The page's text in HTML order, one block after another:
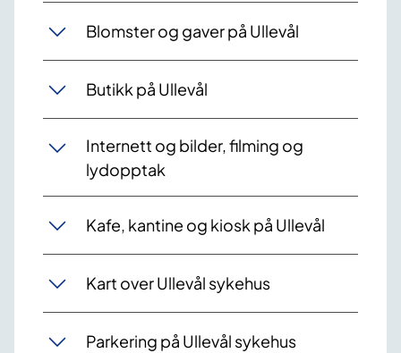
Blomster og gaver på Ullevål
Butikk på Ullevål
Internett og bilder, filming og
lydopptak
Kafe, kantine og kiosk på Ullevål
Kart over Ullevål sykehus
Parkering på Ullevål sykehus